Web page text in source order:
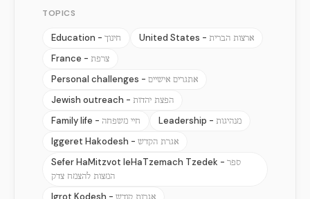
TOPICS
Education - חינוך United States - ארצות הברית
France - צרפת
Personal challenges - אתגרים אישיים
Jewish outreach - הפצת יהדות
Family life - חיי משפחה Leadership - מנהיגות
Iggeret Hakodesh - אגרת הקדש
Sefer HaMitzvot leHaTzemach Tzedek - ספר
המצות להצמח צדק
Igrot Kodesh -